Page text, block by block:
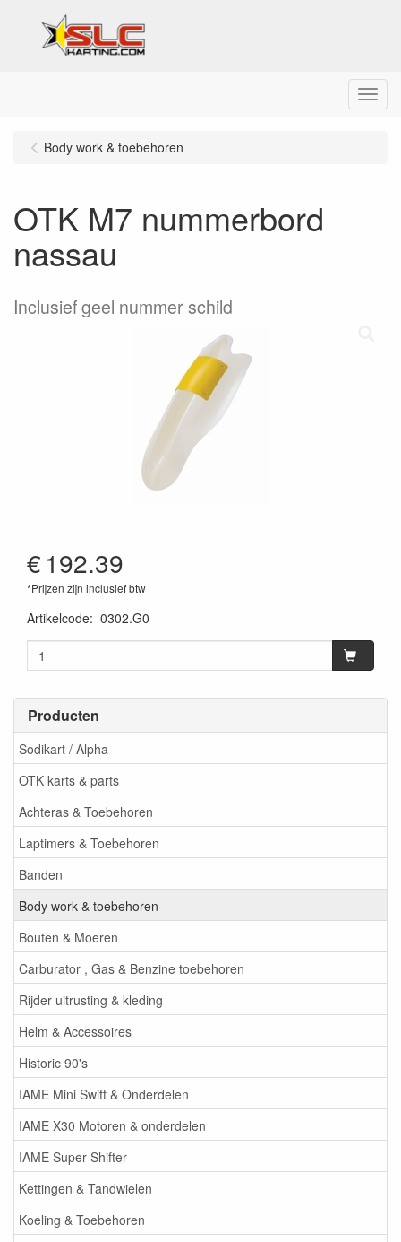
Menu
Producten
Sodikart / Alpha
OTK karts & parts
Achteras & Toebehoren
Laptimers & Toebehoren
Banden
Body work & toebehoren
Bouten & Moeren
Carburator , Gas & Benzine toebehoren
Rijder uitrusting & kleding
Helm & Accessoires
Historic 90's
IAME Mini Swift & Onderdelen
IAME X30 Motoren & onderdelen
IAME Super Shifter
Kettingen & Tandwielen
Koeling & Toebehoren
Body work & toebehoren
OTK M7 nummerbord
nassau
Inclusief geel nummer schild
€192.39
*Prijzen zijn inclusief btw
Artikelcode: 0302.G0